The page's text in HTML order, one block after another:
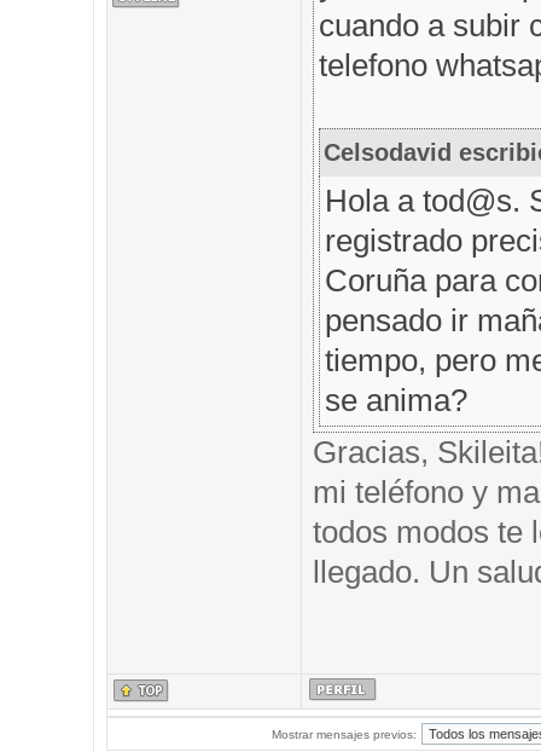
cuando a subir
telefono
Celsodavid
Hola a tod@s.
registrado
Coruña para
pensado ir
tiempo, pero
se anima?
Gracias,
mi teléfono y
todos modos te
llegado. Un
Mostrar mensajes previos: